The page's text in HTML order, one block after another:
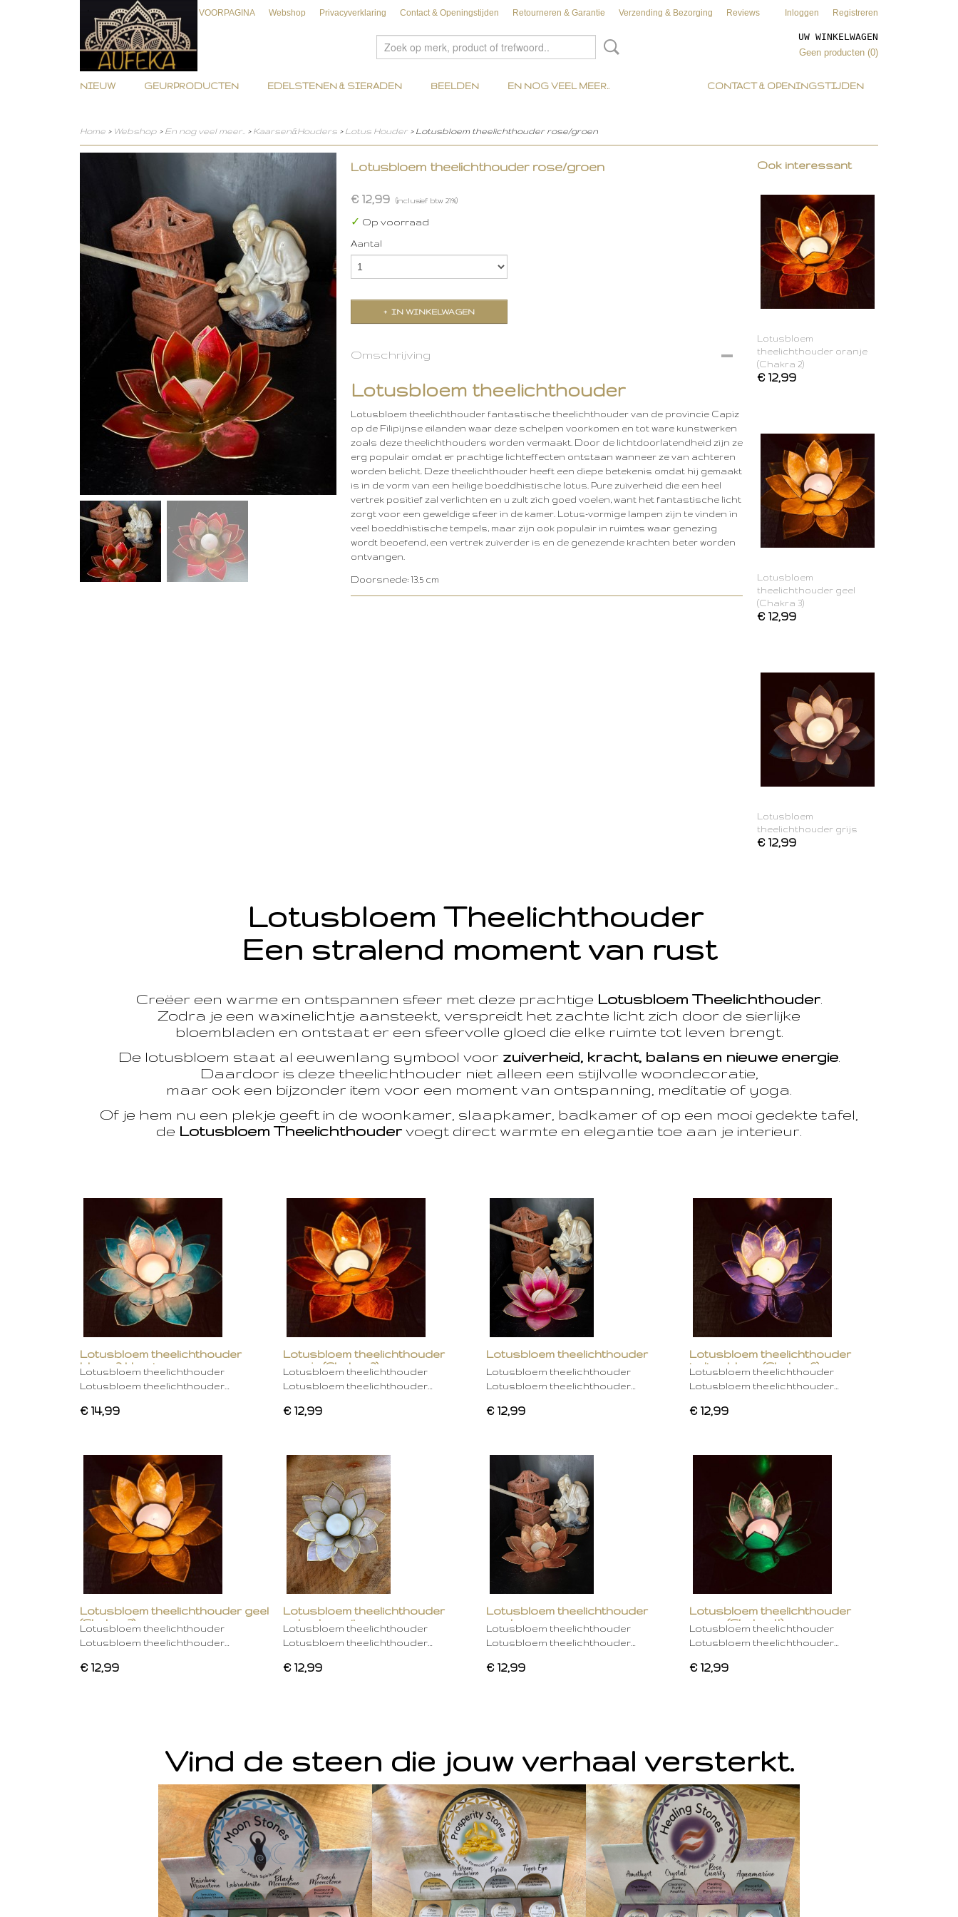
VOORPAGINA Webshop Privacyverklaring Contact & Openingstijden Retourneren & Garantie Verzending & Bezorging Reviews Inloggen Registreren
UW WINKELWAGEN
Geen producten (0)
CONTACT & OPENINGSTIJDEN
NIEUW GEURPRODUCTEN EDELSTENEN & SIERADEN BEELDEN EN NOG VEEL MEER..
Home > Webshop > En nog veel meer.. > Kaarsen&Houders > Lotus Houder > Lotusbloem theelichthouder rose/groen
Lotusbloem theelichthouder rose/groen
€ 12,99 (inclusief btw 21%)
✓ Op voorraad
Aantal
IN WINKELWAGEN
Omschrijving
Lotusbloem theelichthouder
Lotusbloem theelichthouder fantastische theelichthouder van de provincie Capiz
op de Filipijnse eilanden waar deze schelpen voorkomen en tot ware kunstwerken
zoals deze theelichthouders worden vermaakt. Door de lichtdoorlatendheid zijn ze
erg populair omdat er prachtige lichteffecten ontstaan ​​wanneer ze van achteren
worden belicht. Deze theelichthouder heeft een diepe betekenis omdat hij gemaakt
is in de vorm van een heilige boeddhistische lotus. Pure zuiverheid die een heel
vertrek positief zal verlichten en u zult zich goed voelen, want het fantastische licht
zorgt voor een geweldige sfeer in de kamer. Lotus-vormige lampen zijn te vinden in
veel boeddhistische tempels, maar zijn ook populair in ruimtes waar genezing
wordt beoefend, een vertrek zuiverder is en de genezende krachten beter worden
ontvangen.
Doorsnede: 13.5 cm
Ook interessant
Lotusbloem
theelichthouder oranje
(Chakra 2)
€ 12,99
Lotusbloem
theelichthouder geel
(Chakra 3)
€ 12,99
Lotusbloem
theelichthouder grijs
€ 12,99
Lotusbloem Theelichthouder
Een stralend moment van rust
Creëer een warme en ontspannen sfeer met deze prachtige Lotusbloem Theelichthouder.
Zodra je een waxinelichtje aansteekt, verspreidt het zachte licht zich door de sierlijke
bloembladen en ontstaat er een sfeervolle gloed die elke ruimte tot leven brengt.
De lotusbloem staat al eeuwenlang symbool voor zuiverheid, kracht, balans en nieuwe energie.
Daardoor is deze theelichthouder niet alleen een stijlvolle woondecoratie,
maar ook een bijzonder item voor een moment van ontspanning, meditatie of yoga.
Of je hem nu een plekje geeft in de woonkamer, slaapkamer, badkamer of op een mooi gedekte tafel,
de Lotusbloem Theelichthouder voegt direct warmte en elegantie toe aan je interieur.
Lotusbloem theelichthouder
blauw 2 kleurig
Lotusbloem theelichthouder
Lotusbloem theelichthouder…
€ 14,99
Lotusbloem theelichthouder
oranje (Chakra 2)
Lotusbloem theelichthouder
Lotusbloem theelichthouder…
€ 12,99
Lotusbloem theelichthouder
rose
Lotusbloem theelichthouder
Lotusbloem theelichthouder…
€ 12,99
Lotusbloem theelichthouder
indigo blauw (Chakra 6)
Lotusbloem theelichthouder
Lotusbloem theelichthouder…
€ 12,99
Lotusbloem theelichthouder geel
(Chakra 3)
Lotusbloem theelichthouder
Lotusbloem theelichthouder…
€ 12,99
Lotusbloem theelichthouder
gebroken wit
Lotusbloem theelichthouder
Lotusbloem theelichthouder…
€ 12,99
Lotusbloem theelichthouder
mocha
Lotusbloem theelichthouder
Lotusbloem theelichthouder…
€ 12,99
Lotusbloem theelichthouder
groen (Chakra 4)
Lotusbloem theelichthouder
Lotusbloem theelichthouder…
€ 12,99
Vind de steen die jouw verhaal versterkt.